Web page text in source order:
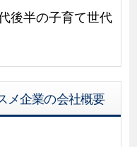
後半の子育て世代
メ企業の会社概要